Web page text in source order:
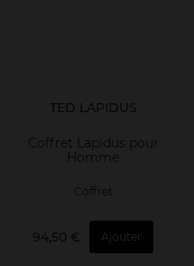
TED LAPIDUS
Coffret Lapidus pour
Homme
Coffret
94,50 € Ajouter